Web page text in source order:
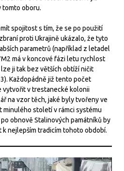
tomto oboru.
spojitost s tím, že se po použití
proti Ukrajině ukázalo, že tyto
parametrů (například z letadel
má v koncové fázi letu rychlost
ji tak bez větších obtíží ničit
Každopádně již tento počet
vytvořit v trestanecké kolonii
na vzor těch, jaké byly tvořeny ve
století v rámci systému
po obnově Stalinových památníků by
k nejlepším tradicím tohoto období.